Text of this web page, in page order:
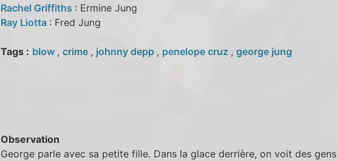
Rachel Griffiths : Ermine Jung
Ray Liotta : Fred Jung
Tags : blow , crime , johnny depp , penelope cruz , george jung
Observation
George parle avec sa petite fille. Dans la glace derrière, on voit des gens